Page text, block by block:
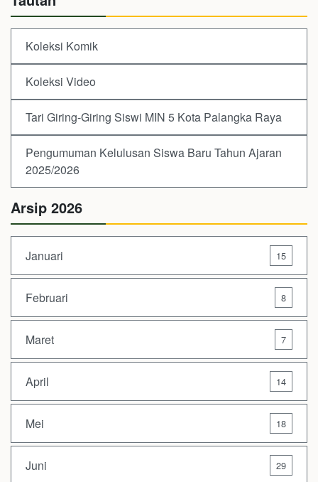
Koleksi Komik
Koleksi Video
Tari Giring-Giring Siswi MIN 5 Kota Palangka Raya
Pengumuman Kelulusan Siswa Baru Tahun Ajaran
2025/2026
Arsip 2026
Januari 15
Februari 8
Maret 7
April 14
Mei 18
Juni 29